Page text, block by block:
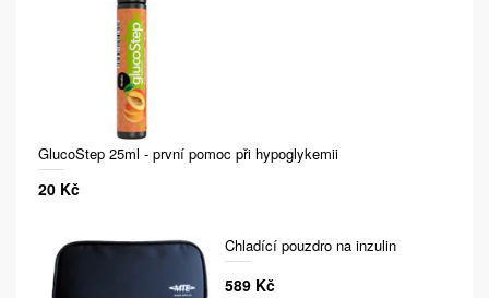
GlucoStep 25ml - první pomoc při hypoglykemii
20 Kč
Chladící pouzdro na inzulin
589 Kč